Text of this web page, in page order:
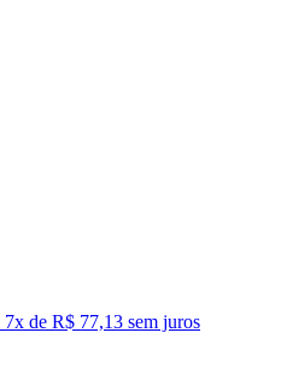
7x de R$ 77,13 sem juros